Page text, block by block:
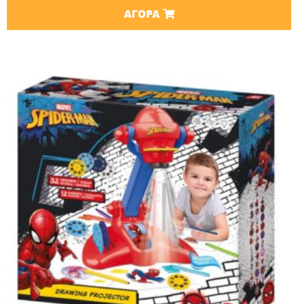
ΑΓΟΡΆ